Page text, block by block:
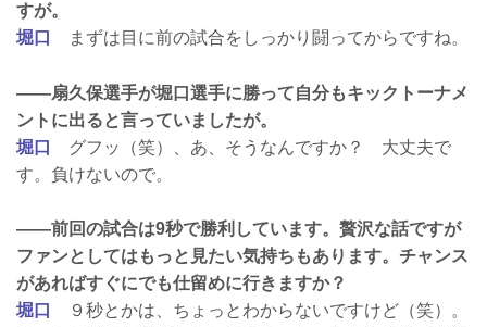
すが。
堀口
まずは目に前の試合をしっかり闘ってからですね。
——扇久保選手が堀口選手に勝って自分もキックトーナメ
ントに出ると言っていましたが。
堀口
グフッ（笑）、あ、そうなんですか？ 大丈夫で
す。負けないので。
——前回の試合は9秒で勝利しています。贅沢な話ですが
ファンとしてはもっと見たい気持ちもあります。チャンス
があればすぐにでも仕留めに行きますか？
堀口
９秒とかは、ちょっとわからないですけど（笑）。